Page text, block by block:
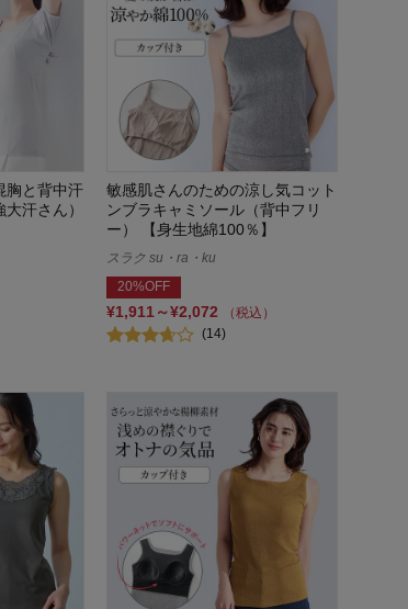
胸と背中汗
汗さん）
敏感肌さんのための涼し気コット
ンブラキャミソール（背中フリ
ー） 【身生地綿100％】
スラク su・ra・ku
20%OFF
¥1,911～¥2,072
（税込）
(14)